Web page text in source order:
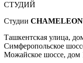
СТУДИЙ
Студии CHAMELEON
Ташкентская улица,
Симферопольское
Можайское шоссе, дом